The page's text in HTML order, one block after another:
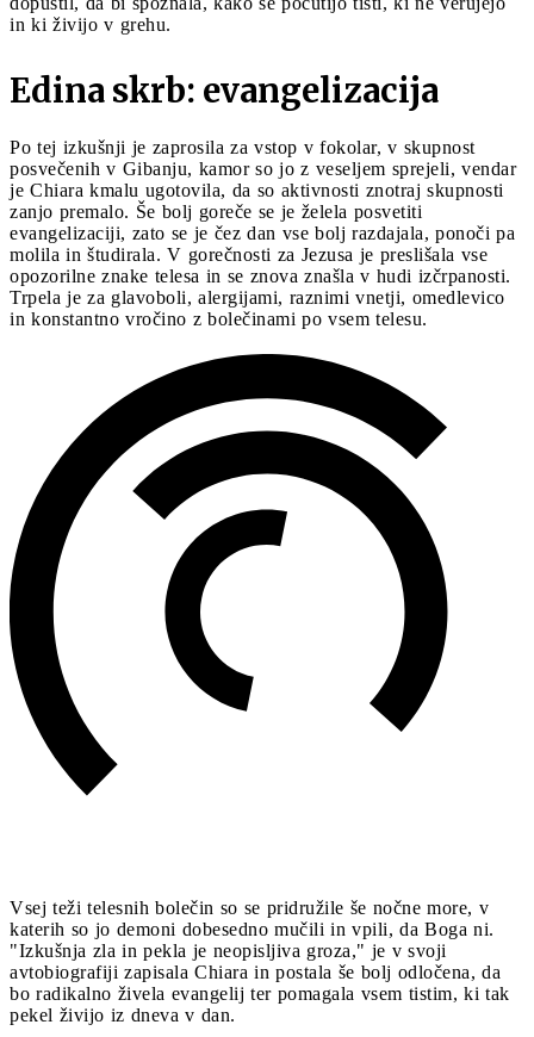
in ki živijo v grehu.
Edina skrb: evangelizacija
Po tej izkušnji je zaprosila za vstop v fokolar, v skupnost
posvečenih v Gibanju, kamor so jo z veseljem sprejeli, vendar
je Chiara kmalu ugotovila, da so aktivnosti znotraj skupnosti
zanjo premalo. Še bolj goreče se je želela posvetiti
evangelizaciji, zato se je čez dan vse bolj razdajala, ponoči pa
molila in študirala. V gorečnosti za Jezusa je preslišala vse
opozorilne znake telesa in se znova znašla v hudi izčrpanosti.
Trpela je za glavoboli, alergijami, raznimi vnetji, omedlevico
in konstantno vročino z bolečinami po vsem telesu.
Vsej teži telesnih bolečin so se pridružile še nočne more, v
katerih so jo demoni dobesedno mučili in vpili, da Boga ni.
"Izkušnja zla in pekla je neopisljiva groza," je v svoji
avtobiografiji zapisala Chiara in postala še bolj odločena, da
bo radikalno živela evangelij ter pomagala vsem tistim, ki tak
pekel živijo iz dneva v dan.